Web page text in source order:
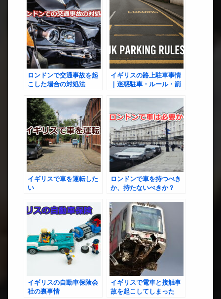
ロンドンで交通事故を起
こした場合の対処法
イギリスの路上駐車事情
｜迷惑駐車・ルール・罰
イギリスで車を運転した
い
ロンドンで車を持つべき
か、持たないべきか？
イギリスの自動車保険会
社の裏事情
イギリスで電車と接触事
故を起こしてしまった